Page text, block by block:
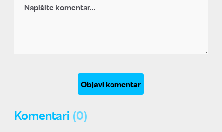
Objavi komentar
Komentari (0)